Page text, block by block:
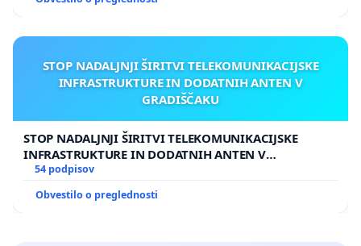
STOP NADALJNJI ŠIRITVI TELEKOMUNIKACIJSKE
INFRASTRUKTURE IN DODATNIH ANTEN V
GRADIŠČAKU
STOP NADALJNJI ŠIRITVI TELEKOMUNIKACIJSKE
INFRASTRUKTURE IN DODATNIH ANTEN V
GRADIŠČAKU
54 podpisov
Obvestilo o preglednosti